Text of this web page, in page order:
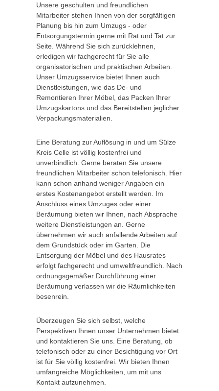
Unsere geschulten und freundlichen
Mitarbeiter stehen Ihnen von der sorgfältigen
Planung bis hin zum Umzugs - oder
Entsorgungstermin gerne mit Rat und Tat zur
Seite. Während Sie sich zurücklehnen,
erledigen wir fachgerecht für Sie alle
organisatorischen und praktischen Arbeiten.
Unser Umzugsservice bietet Ihnen auch
Dienstleistungen, wie das De- und
Remontieren Ihrer Möbel, das Packen Ihrer
Umzugskartons und das Bereitstellen jeglicher
Verpackungsmaterialien.
Eine Beratung zur Auflösung in und um Sülze
Kreis Celle ist völlig kostenfrei und
unverbindlich. Gerne beraten Sie unsere
freundlichen Mitarbeiter schon telefonisch. Hier
kann schon anhand weniger Angaben ein
erstes Kostenangebot erstellt werden. Im
Anschluss eines Umzuges oder einer
Beräumung bieten wir Ihnen, nach Absprache
weitere Dienstleistungen an. Gerne
übernehmen wir auch anfallende Arbeiten auf
dem Grundstück oder im Garten. Die
Entsorgung der Möbel und des Hausrates
erfolgt fachgerecht und umweltfreundlich. Nach
ordnungsgemäßer Durchführung einer
Beräumung verlassen wir die Räumlichkeiten
besenrein.
Überzeugen Sie sich selbst, welche
Perspektiven Ihnen unser Unternehmen bietet
und kontaktieren Sie uns. Eine Beratung, ob
telefonisch oder zu einer Besichtigung vor Ort
ist für Sie völlig kostenfrei. Wir bieten Ihnen
umfangreiche Möglichkeiten, um mit uns
Kontakt aufzunehmen.